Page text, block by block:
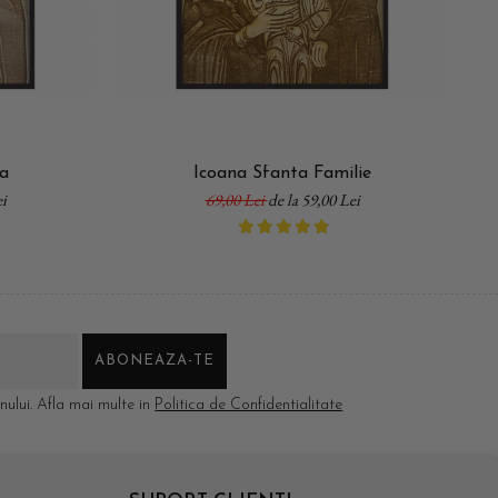
Icoana Sfanta Familie
69,00 Leide la 59,00 Lei
Afla mai multe in Politica de Confidentialitate